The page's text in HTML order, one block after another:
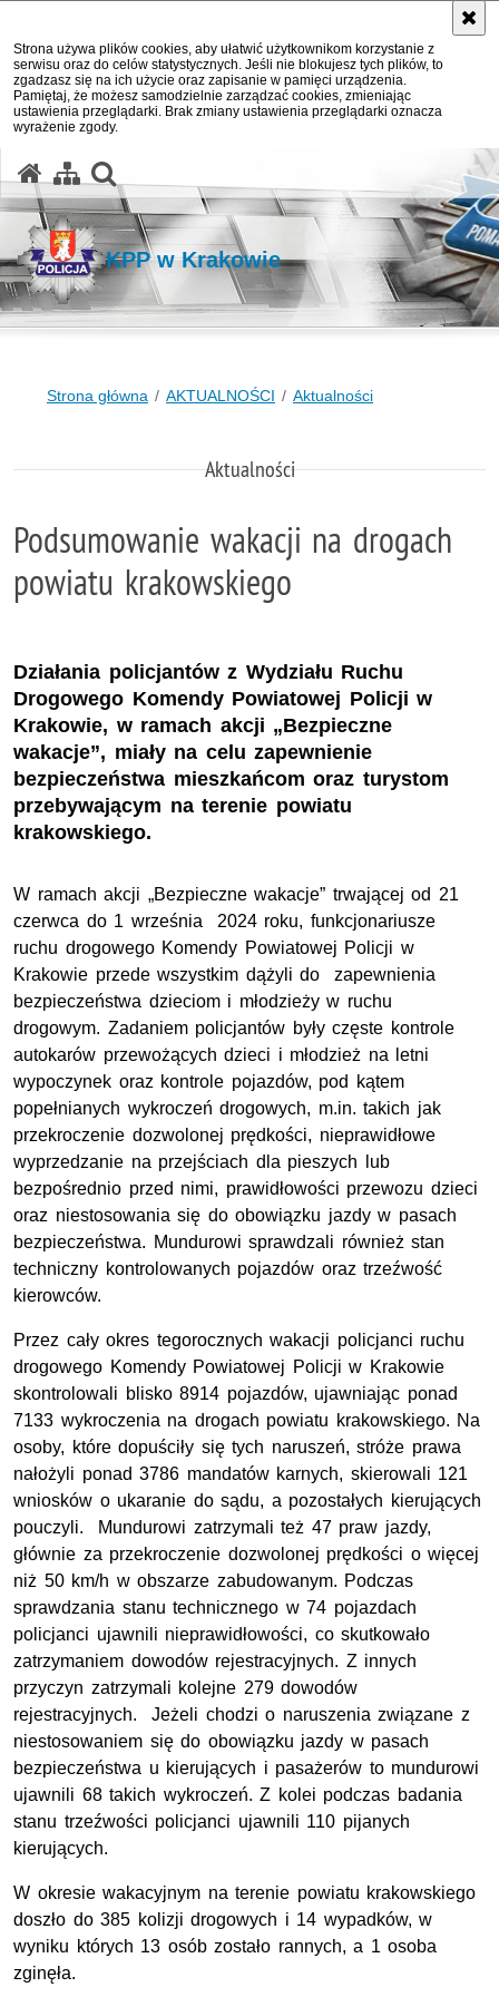
Strona używa plików cookies, aby ułatwić użytkownikom korzystanie z
serwisu oraz do celów statystycznych. Jeśli nie blokujesz tych plików, to
zgadzasz się na ich użycie oraz zapisanie w pamięci urządzenia.
Pamiętaj, że możesz samodzielnie zarządzać cookies, zmieniając
ustawienia przeglądarki. Brak zmiany ustawienia przeglądarki oznacza
wyrażenie zgody.
KPP w Krakowie
Strona główna AKTUALNOŚCI Aktualności
Aktualności
Podsumowanie wakacji na drogach
powiatu krakowskiego
Działania policjantów z Wydziału Ruchu
Drogowego Komendy Powiatowej Policji w
Krakowie, w ramach akcji „Bezpieczne
wakacje”, miały na celu zapewnienie
bezpieczeństwa mieszkańcom oraz turystom
przebywającym na terenie powiatu
krakowskiego.
W ramach akcji „Bezpieczne wakacje” trwającejod 21
czerwca do 1 września 2024 roku, funkcjonariusze
ruchu drogowego Komendy Powiatowej Policji w
Krakowie przede wszystkim dążyli do zapewnienia
bezpieczeństwa dzieciom i młodzieży w ruchu
drogowym. Zadaniem policjantów były częste kontrole
autokarów przewożących dzieci i młodzież na letni
wypoczynek oraz kontrole pojazdów, pod kątem
popełnianych wykroczeń drogowych, m.in. takich jak
przekroczenie dozwolonej prędkości, nieprawidłowe
wyprzedzanie na przejściach dla pieszych lub
bezpośrednio przed nimi, prawidłowości przewozu dzieci
oraz niestosowania się do obowiązku jazdy w pasach
bezpieczeństwa. Mundurowi sprawdzali również stan
techniczny kontrolowanych pojazdów oraz trzeźwość
kierowców.
Przez cały okres tegorocznych wakacji policjanci ruchu
drogowego Komendy Powiatowej Policji w Krakowie
skontrolowali blisko 8914 pojazdów, ujawniając ponad
7133 wykroczenia na drogach powiatu krakowskiego. Na
osoby, które dopuściły się tych naruszeń, stróże prawa
nałożyli ponad 3786 mandatów karnych, skierowali 121
wniosków o ukaranie do sądu, a pozostałych kierujących
pouczyli. Mundurowi zatrzymali też 47 praw jazdy,
głównie za przekroczenie dozwolonej prędkości o więcej
niż 50 km/h w obszarze zabudowanym. Podczas
sprawdzania stanu technicznego w 74 pojazdach
policjanci ujawnili nieprawidłowości, co skutkowało
zatrzymaniem dowodów rejestracyjnych. Z innych
przyczyn zatrzymali kolejne 279 dowodów
rejestracyjnych. Jeżeli chodzi o naruszenia związane z
niestosowaniem się do obowiązku jazdy w pasach
bezpieczeństwa u kierujących i pasażerów to mundurowi
ujawnili 68 takich wykroczeń. Z kolei podczas badania
stanu trzeźwości policjanci ujawnili 110 pijanych
kierujących.
W okresie wakacyjnym na terenie powiatu krakowskiego
doszło do 385 kolizji drogowych i 14 wypadków, w
wyniku których 13 osób zostało rannych, a 1 osoba
zginęła.